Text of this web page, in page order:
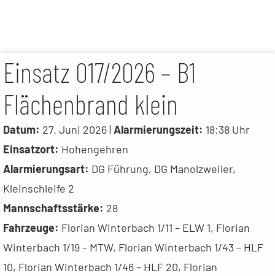
Einsatz 017/2026 – B1
Flächenbrand klein
Datum: 27. Juni 2026 |Alarmierungszeit: 18:38 Uhr
Einsatzort: Hohengehren
Alarmierungsart: DG Führung, DG Manolzweiler,
Kleinschleife 2
Mannschaftsstärke: 28
Fahrzeuge: Florian Winterbach 1/11 – ELW 1, Florian
Winterbach 1/19 – MTW, Florian Winterbach 1/43 – HLF
10, Florian Winterbach 1/46 – HLF 20, Florian